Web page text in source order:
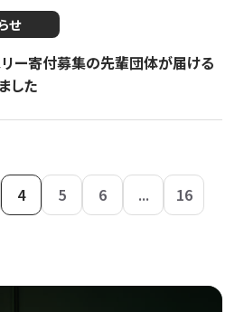
せ
リー寄付募集の先輩団体が届ける
した
4 5 6 ... 16